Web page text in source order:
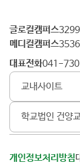
건
양
대
학
글로컬캠퍼스
메디컬캠퍼스
대표전화 041-
교내사이트
학교법인 건양
개인정보처리방침